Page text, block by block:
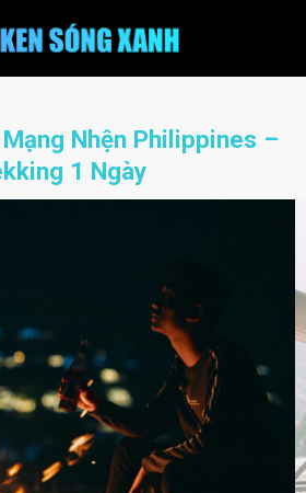
Nhện Philippines –
1 Ngày